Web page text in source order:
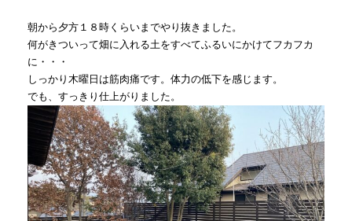
朝から夕方１８時くらいまでやり抜きました。
何がきついって畑に入れる土をすべてふるいにかけてフカフカ
に・・・
しっかり木曜日は筋肉痛です。体力の低下を感じます。
でも、すっきり仕上がりました。